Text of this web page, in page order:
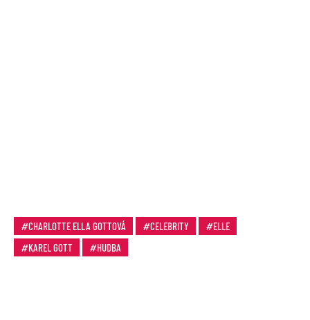
CHARLOTTE ELLA GOTTOVÁ CELEBRITY
ELLE
KAREL GOTT
HUDBA